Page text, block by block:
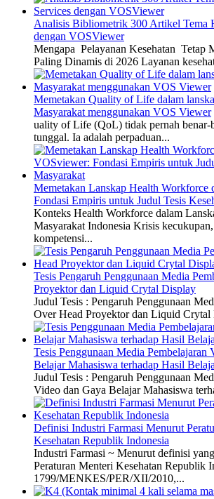
Analisis Bibliometrik 300 Artikel Tema
dengan VOSViewer
Mengapa Pelayanan Kesehatan Tetap
Paling Dinamis di 2026 Layanan
Memetakan Quality of Life dalam
Masyarakat menggunakan VOS Viewer
uality of Life (QoL) tidak pernah benar-
tunggal. Ia adalah perpaduan...
Memetakan Lanskap Health Workforce
Fondasi Empiris untuk Judul Tesis
Konteks Health Workforce dalam
Masyarakat Indonesia Krisis
kompetensi...
Tesis Pengaruh Penggunaan Media
Proyektor dan Liquid Crytal Display
Judul Tesis : Pengaruh Penggunaan
Over Head Proyektor dan Liquid Crytal
Tesis Penggunaan Media Pembelajaran
Belajar Mahasiswa terhadap Hasil
Judul Tesis : Pengaruh Penggunaan
Video dan Gaya Belajar Mahasiswa
Definisi Industri Farmasi Menurut
Kesehatan Republik Indonesia
Industri Farmasi ~ Menurut definisi
Peraturan Menteri Kesehatan Republik
1799/MENKES/PER/XII/2010,...